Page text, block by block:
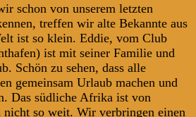
schon von unserem letzten
treffen wir alte Bekannte aus
ist so klein. Eddie, vom Club
ist mit seiner Familie und
Schön zu sehen, dass alle
gemeinsam Urlaub machen und
Das südliche Afrika ist von
so weit. Wir verbringen einen